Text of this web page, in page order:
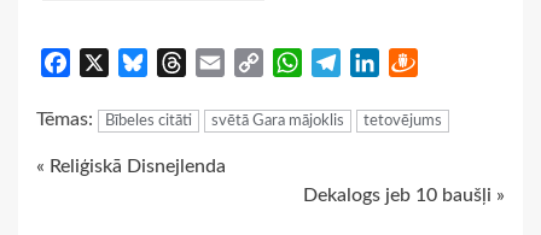
Facebook BlueskyThreads
Email
Copy
WhatsApp
TelegramLinkedIn
Tēmas: Bībeles citāti svētā Gara mājoklis tetovējums
Continue
« Reliģiskā Disnejlenda
Dekalogs jeb 10 baušļi »